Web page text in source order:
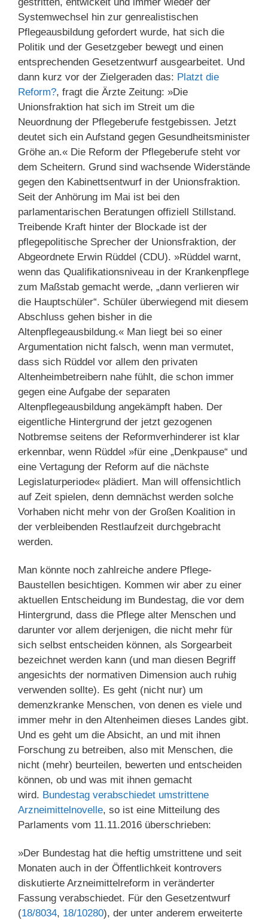
Systemwechsel hin zur genrealistischen
Pflegeausbildung gefordert wurde, hat sich die
Politik und der Gesetzgeber bewegt und einen
entsprechenden Gesetzentwurf ausgearbeitet. Und
dann kurz vor der Zielgeraden das: Platzt die
Reform?, fragt die Ärzte Zeitung: »Die
Unionsfraktion hat sich im Streit um die
Neuordnung der Pflegeberufe festgebissen. Jetzt
deutet sich ein Aufstand gegen Gesundheitsminister
Gröhe an.« Die Reform der Pflegeberufe steht vor
dem Scheitern. Grund sind wachsende Widerstände
gegen den Kabinettsentwurf in der Unionsfraktion.
Seit der Anhörung im Mai ist bei den
parlamentarischen Beratungen offiziell Stillstand.
Treibende Kraft hinter der Blockade ist der
pflegepolitische Sprecher der Unionsfraktion, der
Abgeordnete Erwin Rüddel (CDU). »Rüddel warnt,
wenn das Qualifikationsniveau in der Krankenpflege
zum Maßstab gemacht werde, „dann verlieren wir
die Hauptschüler“. Schüler überwiegend mit diesem
Abschluss gehen bisher in die
Altenpflegeausbildung.« Man liegt bei so einer
Argumentation nicht falsch, wenn man vermutet,
dass sich Rüddel vor allem den privaten
Altenheimbetreibern nahe fühlt, die schon immer
gegen eine Aufgabe der separaten
Altenpflegeausbildung angekämpft haben. Der
eigentliche Hintergrund der jetzt gezogenen
Notbremse seitens der Reformverhinderer ist klar
erkennbar, wenn Rüddel »für eine „Denkpause“ und
eine Vertagung der Reform auf die nächste
Legislaturperiode« plädiert. Man will offensichtlich
auf Zeit spielen, denn demnächst werden solche
Vorhaben nicht mehr von der Großen Koalition in
der verbleibenden Restlaufzeit durchgebracht
werden.
Man könnte noch zahlreiche andere Pflege-
Baustellen besichtigen. Kommen wir aber zu einer
aktuellen Entscheidung im Bundestag, die vor dem
Hintergrund, dass die Pflege alter Menschen und
darunter vor allem derjenigen, die nicht mehr für
sich selbst entscheiden können, als Sorgearbeit
bezeichnet werden kann (und man diesen Begriff
angesichts der normativen Dimension auch ruhig
verwenden sollte). Es geht (nicht nur) um
demenzkranke Menschen, von denen es viele und
immer mehr in den Altenheimen dieses Landes gibt.
Und es geht um die Absicht, an und mit ihnen
Forschung zu betreiben, also mit Menschen, die
nicht (mehr) beurteilen, bewerten und entscheiden
können, ob und was mit ihnen gemacht
wird. Bundestag verabschiedet umstrittene
Arzneimittelnovelle, so ist eine Mitteilung des
Parlaments vom 11.11.2016 überschrieben:
»Der Bundestag hat die heftig umstrittene und seit
Monaten auch in der Öffentlichkeit kontrovers
diskutierte Arzneimittelreform in veränderter
Fassung verabschiedet. Für den Gesetzentwurf
(18/8034, 18/10280), der unter anderem erweiterte